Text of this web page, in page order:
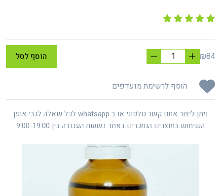
₪84 הוסף לסל
הוסף לרשימת מועדפים
ניתן ליצור אתנו קשר טלפוני או ב whatsapp לכל שאלה לגבי אופן
השימוש במוצרים הנמכרים באתר בשעות העבודה בין 9:00-19:00